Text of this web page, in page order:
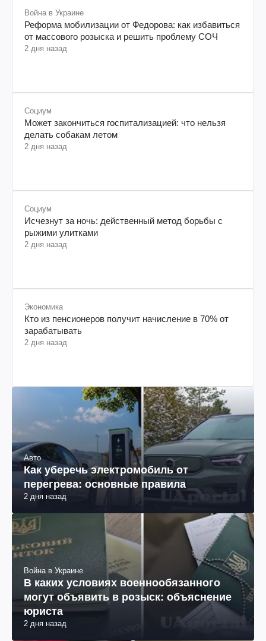
Война в Украине
Реформа мобилизации от Федорова: как избавиться
от массового розыска и решить проблему СОЧ
2 дня назад
Социум
Может закончиться госпитализацией: что нельзя
делать собакам летом
2 дня назад
Социум
Исчезнут за ночь: действенный метод борьбы с
рыжими улитками
2 дня назад
Экономика
Кто из пенсионеров получит начисление в 70% от
зарабатывать
2 дня назад
Авто
Как уберечь электромобиль от
перегрева: основные правила
2 дня назад
Война в Украине
В каких условиях военнообязанного
могут объявить в розыск: объяснение
юриста
2 дня назад